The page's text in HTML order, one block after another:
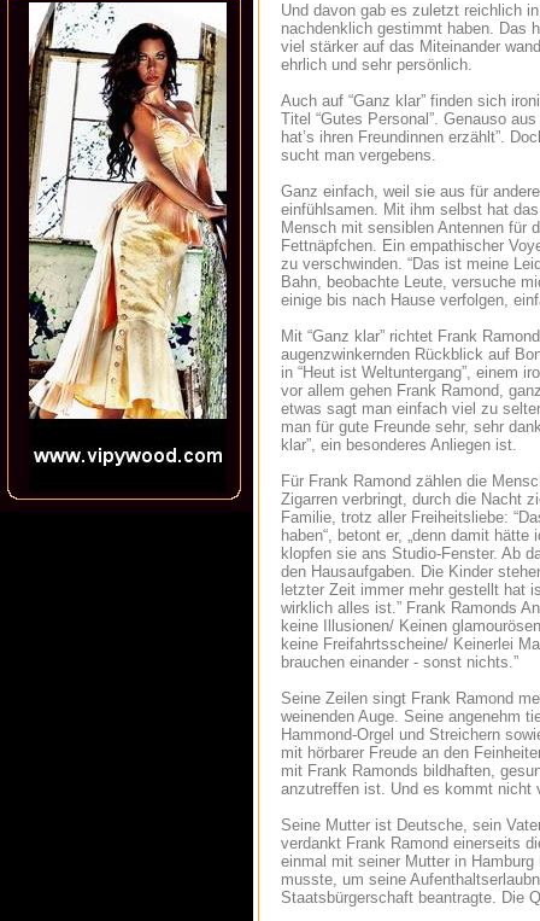
Und davon gab es zuletzt reichlich
nachdenklich gestimmt haben. Das
viel stärker auf das Miteinander
ehrlich und sehr persönlich.
Auch auf “Ganz klar” finden sich
Titel “Gutes Personal”. Genauso
hat’s ihren Freundinnen erzählt”.
sucht man vergebens.
Ganz einfach, weil sie aus für
einfühlsamen. Mit ihm selbst hat
Mensch mit sensiblen Antennen für
Fettnäpfchen. Ein empathischer
zu verschwinden. “Das ist meine
Bahn, beobachte Leute, versuche
einige bis nach Hause verfolgen,
Mit “Ganz klar” richtet Frank
augenzwinkernden Rückblick auf
in “Heut ist Weltuntergang”, einem
vor allem gehen Frank Ramond,
etwas sagt man einfach viel zu
man für gute Freunde sehr, sehr
klar”, ein besonderes Anliegen ist.
Für Frank Ramond zählen die
Zigarren verbringt, durch die Nacht
Familie, trotz aller Freiheitsliebe:
haben“, betont er, „denn damit
klopfen sie ans Studio-Fenster. Ab
den Hausaufgaben. Die Kinder
letzter Zeit immer mehr gestellt hat
wirklich alles ist.” Frank Ramonds
keine Illusionen/ Keinen
keine Freifahrtsscheine/ Keinerlei
brauchen einander - sonst nichts.”
Seine Zeilen singt Frank Ramond
weinenden Auge. Seine angenehm
Hammond-Orgel und Streichern
mit hörbarer Freude an den
mit Frank Ramonds bildhaften,
anzutreffen ist. Und es kommt nicht
Seine Mutter ist Deutsche, sein
verdankt Frank Ramond einerseits
einmal mit seiner Mutter in
musste, um seine
Staatsbürgerschaft beantragte. Die